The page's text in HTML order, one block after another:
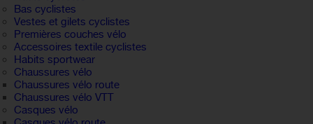
Bas cyclistes
Vestes et gilets cyclistes
Premières couches vélo
Accessoires textile cyclistes
Habits sportwear
Chaussures vélo
Chaussures vélo route
Chaussures vélo VTT
Casques vélo